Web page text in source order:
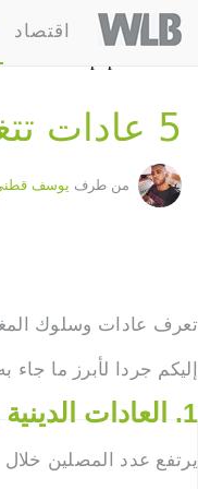
Welovebuzz
اقتصاد
1.1 400 Bad Request in
functions.php on line 296
5 عادات تتغير عند المغاربة خلال شهر رمضان
من طرف يوسف
تعرف عادات وسلوك
إليكم جردا لأبرز ما جاء
1. العادات الدينية والروحية
يرتفع عدد المصلين خلال هذا الشهر الفضيل من 67% إلى 82%، بينما